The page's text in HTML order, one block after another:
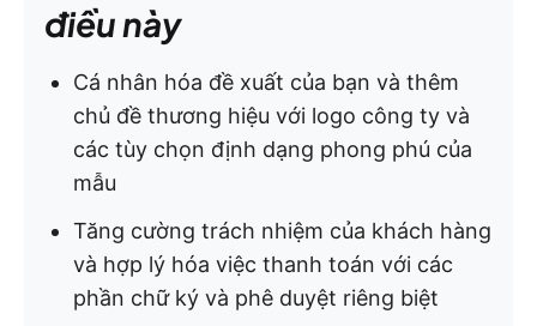
điều này
Cá nhân hóa đề xuất của bạn và thêm
chủ đề thương hiệu với logo công ty và
các tùy chọn định dạng phong phú của
mẫu
Tăng cường trách nhiệm của khách hàng
và hợp lý hóa việc thanh toán với các
phần chữ ký và phê duyệt riêng biệt